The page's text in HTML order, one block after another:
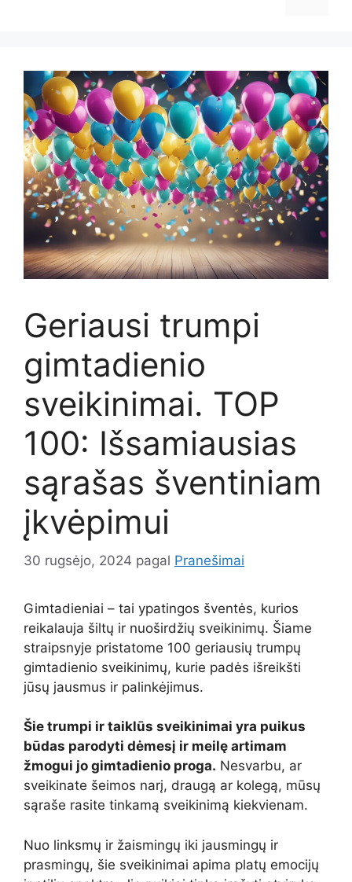
Geriausi trumpi
gimtadienio
sveikinimai. TOP
100: Išsamiausias
sąrašas šventiniam
įkvėpimui
30 rugsėjo, 2024 pagal Pranešimai
Gimtadieniai – tai ypatingos šventės, kurios
reikalauja šiltų ir nuoširdžių sveikinimų. Šiame
straipsnyje pristatome 100 geriausių trumpų
gimtadienio sveikinimų, kurie padės išreikšti
jūsų jausmus ir palinkėjimus.
Šie trumpi ir taiklūs sveikinimai yra puikus
būdas parodyti dėmesį ir meilę artimam
žmogui jo gimtadienio proga. Nesvarbu, ar
sveikinate šeimos narį, draugą ar kolegą, mūsų
sąraše rasite tinkamą sveikinimą kiekvienam.
Nuo linksmų ir žaismingų iki jausmingų ir
prasmingų, šie sveikinimai apima platų emocijų